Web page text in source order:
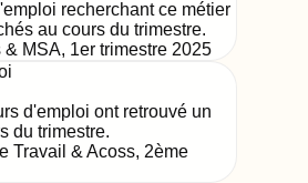
recherchant ce métier
au cours du trimestre.
& MSA, 1er trimestre 2025
d'emploi ont retrouvé un
du trimestre.
Travail & Acoss, 2ème